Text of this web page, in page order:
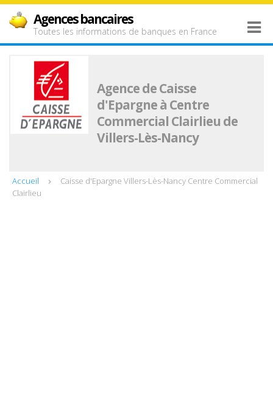
Agences bancaires
Toutes les informations de banques en France
Agence de Caisse
d'Epargne à Centre
Commercial Clairlieu de
Villers-Lès-Nancy
Accueil
Caisse d'Epargne Villers-Lès-Nancy Centre Commercial
Clairlieu